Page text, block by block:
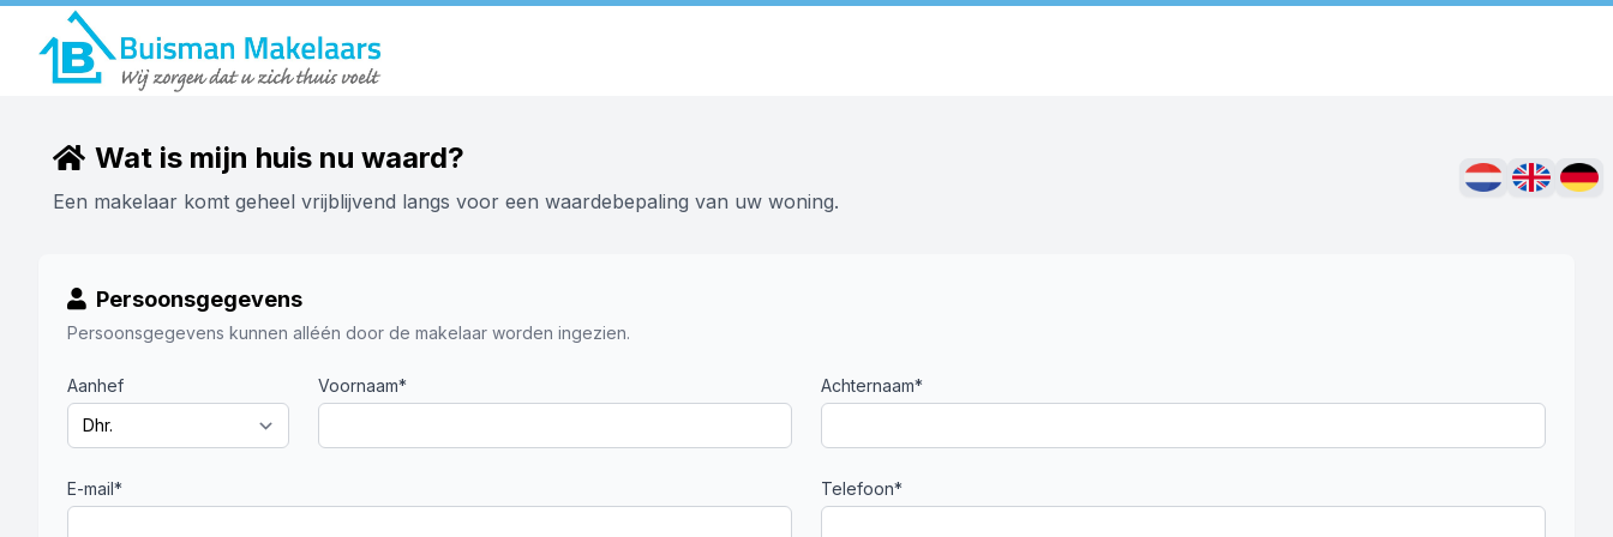
Wat is mijn huis nu waard?
Een makelaar komt geheel vrijblijvend langs voor een waardebepaling van uw woning.
Persoonsgegevens
Persoonsgegevens kunnen alléén door de makelaar worden ingezien.
Aanhef Voornaam* Achternaam*
E-mail* Telefoon*